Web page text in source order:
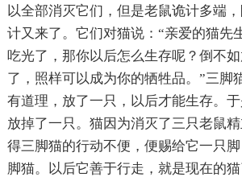
以全部消灭它们，但是老鼠诡计多端
计又来了。它们对猫说：“亲爱的猫先
吃光了，那你以后怎么生存呢？倒不
了，照样可以成为你的牺牲品。”三脚
有道理，放了一只，以后才能生存。于
放掉了一只。猫因为消灭了三只老鼠
得三脚猫的行动不便，便赐给它一只
脚猫。以后它善于行走，就是现在的猫